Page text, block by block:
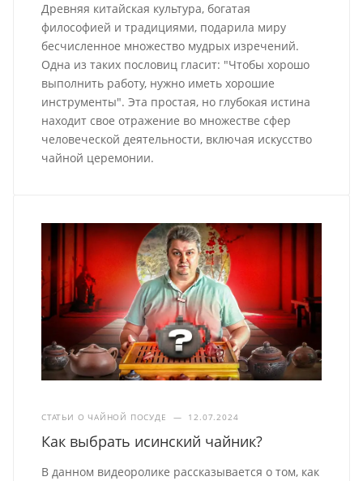
Древняя китайская культура, богатая
философией и традициями, подарила миру
бесчисленное множество мудрых изречений.
Одна из таких пословиц гласит: "Чтобы хорошо
выполнить работу, нужно иметь хорошие
инструменты". Эта простая, но глубокая истина
находит свое отражение во множестве сфер
человеческой деятельности, включая искусство
чайной церемонии.
СТАТЬИ О ЧАЙНОЙ ПОСУДЕ — 12.07.2024
Как выбрать исинский чайник?
В данном видеоролике рассказывается о том, как